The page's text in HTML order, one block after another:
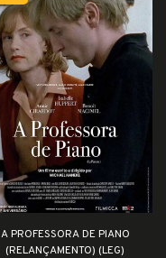
A PROFESSORA DE PIANO
(RELANÇAMENTO) (LEG)